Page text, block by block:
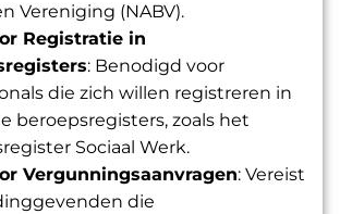
Vereniging (NABV).
Registratie in
: Benodigd voor
die zich willen registreren in
beroepsregisters, zoals het
Sociaal Werk.
Vergunningsaanvragen: Vereist
die